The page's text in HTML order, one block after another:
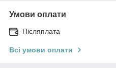
Умови оплати
Післяплата
Всі умови оплати